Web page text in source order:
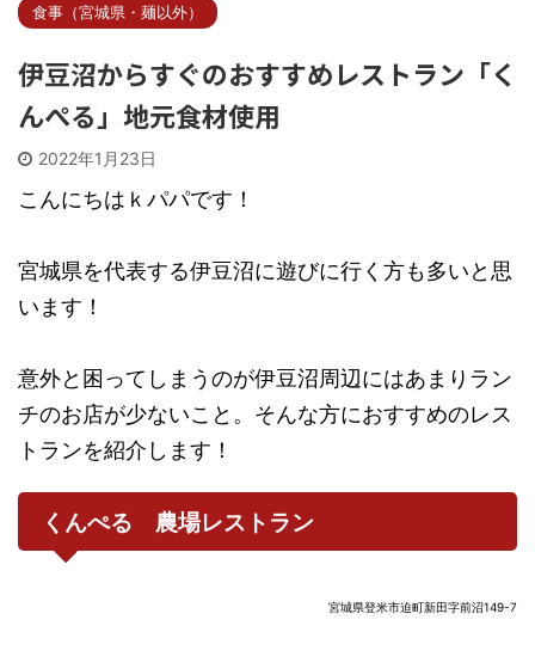
食事（宮城県・麺以外）
伊豆沼からすぐのおすすめレストラン「く
んぺる」地元食材使用
2022年1月23日
こんにちはｋパパです！
宮城県を代表する伊豆沼に遊びに行く方も多いと思
います！
意外と困ってしまうのが伊豆沼周辺にはあまりラン
チのお店が少ないこと。そんな方におすすめのレス
トランを紹介します！
くんぺる 農場レストラン
宮城県登米市迫町新田字前沼149-7